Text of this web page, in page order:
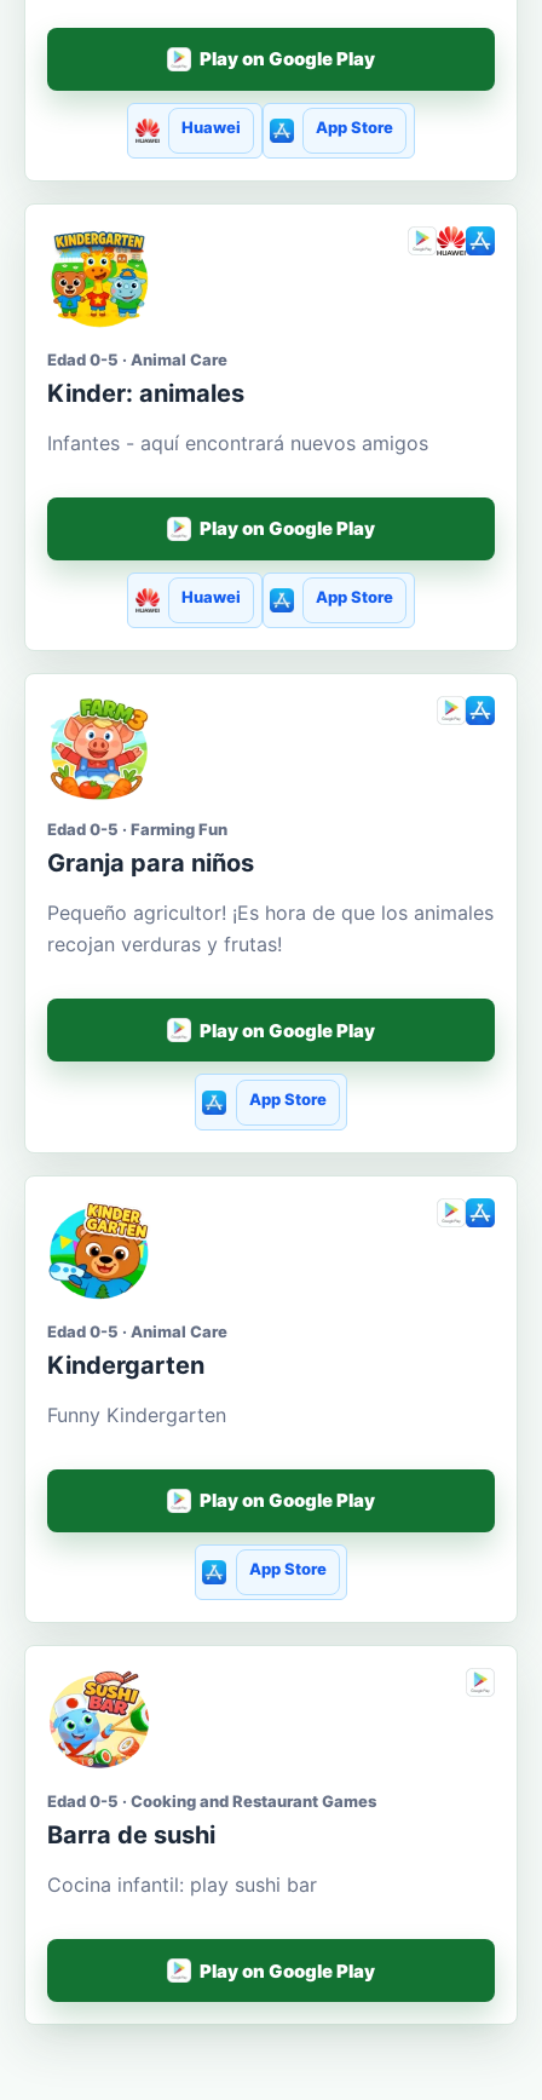
Play on Google Play
Huawei App Store
Edad 0-5 · Animal Care
Kinder: animales
Infantes - aquí encontrará nuevos amigos
Play on Google Play
Huawei App Store
Edad 0-5 · Farming Fun
Granja para niños
Pequeño agricultor! ¡Es hora de que los animales
recojan verduras y frutas!
Play on Google Play
App Store
Edad 0-5 · Animal Care
Kindergarten
Funny Kindergarten
Play on Google Play
App Store
Edad 0-5 · Cooking and Restaurant Games
Barra de sushi
Cocina infantil: play sushi bar
Play on Google Play